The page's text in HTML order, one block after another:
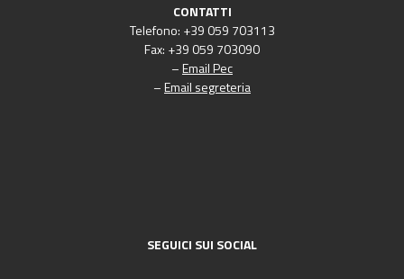
CONTATTI
Telefono: +39 059 703113
Fax: +39 059 703090
–Email Pec
–Email segreteria
SEGUICI SUI SOCIAL